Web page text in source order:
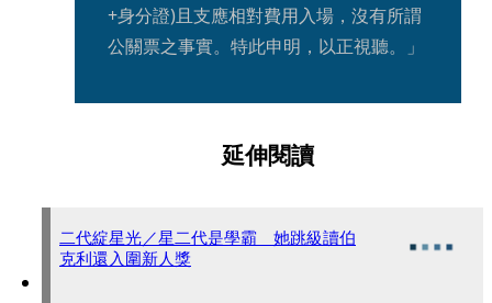
+身分證)且支應相對費用入場，沒有所謂
公關票之事實。特此申明，以正視聽。」
延伸閱讀
二代綻星光／星二代是學霸 她跳級讀伯
克利還入圍新人獎